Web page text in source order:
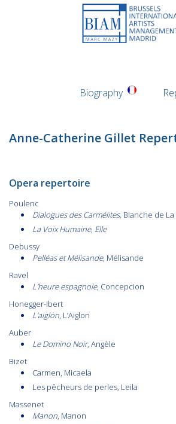
Biography
Anne-Catherine Gillet
Opera repertoire
Poulenc
Dialogues des Carmélites, Blanche de La
La Voix Humaine, Elle
Debussy
Pelléas et Mélisande, Mélisande
Ravel
L’heure espagnole, Concepcion
Honegger-Ibert
L’aiglon, L’Aiglon
Auber
Le Domino Noir, Angèle
Bizet
Carmen, Micaela
Les pêcheurs de perles, Leila
Massenet
Manon, Manon